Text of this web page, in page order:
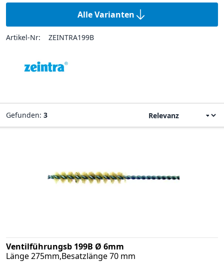
Alle Varianten
Artikel-Nr: ZEINTRA199B
Gefunden: 3
Ventilführungsb 199B Ø 6mm
Länge 275mm,Besatzlänge 70 mm